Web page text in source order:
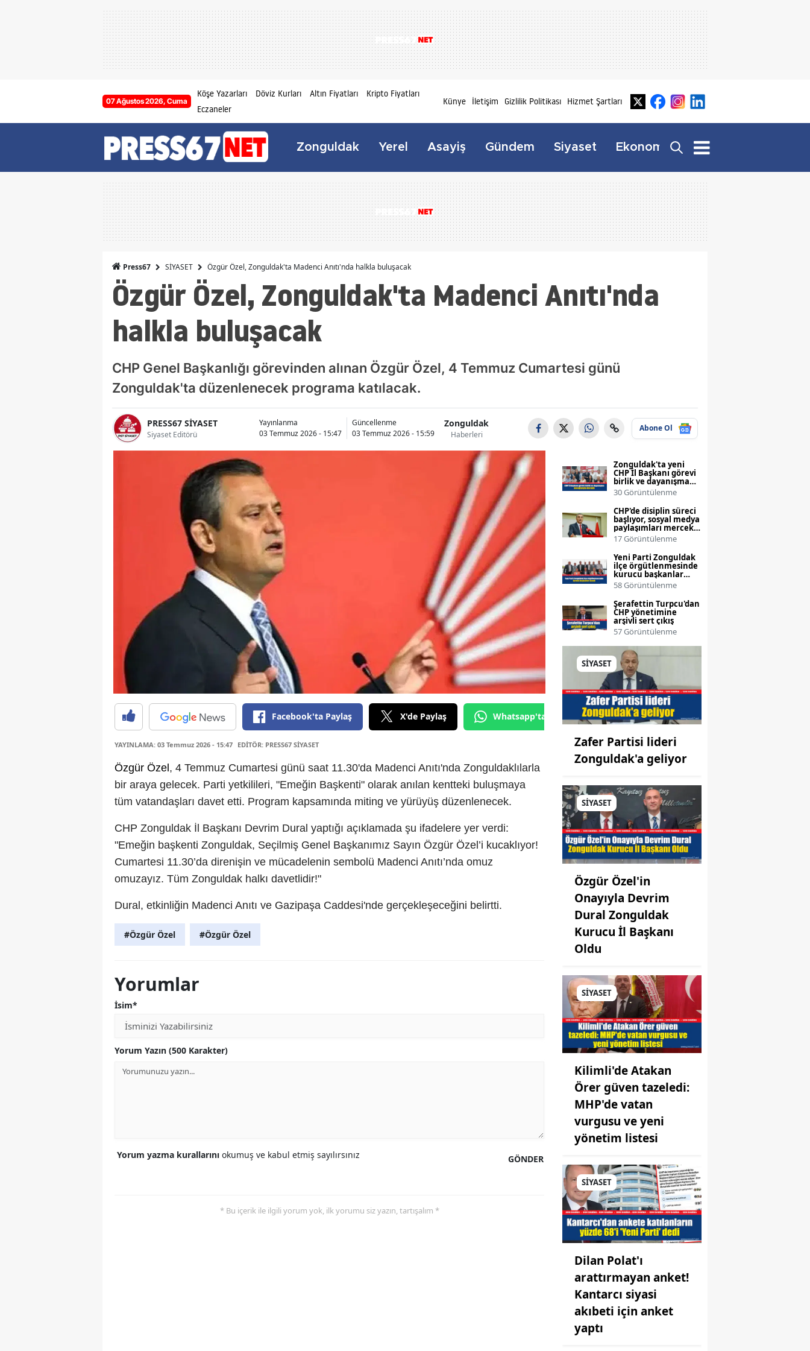
07 Ağustos 2026, Cuma
Köşe Yazarları Döviz Kurları Altın Fiyatları
Kripto Fiyatları
Eczaneler
Künye İletişim Gizlilik Politikası Hizmet Şartları
Zonguldak Yerel Asayiş Gündem Siyaset Ekonomi Yaşam
Press67 SİYASET Özgür Özel, Zonguldak'ta Madenci Anıtı'nda halkla buluşacak
Özgür Özel, Zonguldak'ta Madenci Anıtı'nda
halkla buluşacak
CHP Genel Başkanlığı görevinden alınan Özgür Özel, 4 Temmuz Cumartesi günü
Zonguldak'ta düzenlenecek programa katılacak.
PRESS67 SİYASET
Siyaset Editörü
Yayınlanma
03 Temmuz 2026 - 15:47
Güncellenme
03 Temmuz 2026 - 15:59
Zonguldak
Haberleri
Abone Ol
Facebook'ta Paylaş X'de Paylaş Whatsapp'tan Gönder
YAYINLAMA: 03 Temmuz 2026 - 15:47 EDİTÖR: PRESS67 SİYASET
Özgür Özel , 4 Temmuz Cumartesi günü saat 11.30'da Madenci Anıtı'nda Zonguldaklılarla
bir araya gelecek. Parti yetkilileri, "Emeğin Başkenti" olarak anılan kentteki buluşmaya
tüm vatandaşları davet etti. Program kapsamında miting ve yürüyüş düzenlenecek.
CHP Zonguldak İl Başkanı Devrim Dural yaptığı açıklamada şu ifadelere yer verdi:
"Emeğin başkenti Zonguldak, Seçilmiş Genel Başkanımız Sayın Özgür Özel’i kucaklıyor!
Cumartesi 11.30’da direnişin ve mücadelenin sembolü Madenci Anıtı’nda omuz
omuzayız. Tüm Zonguldak halkı davetlidir!"
Dural, etkinliğin Madenci Anıtı ve Gazipaşa Caddesi'nde gerçekleşeceğini belirtti.
#Özgür Özel #Özgür Özel
Yorumlar
İsim*
Yorum Yazın (500 Karakter)
GÖNDER
Yorum yazma kurallarını okumuş ve kabul etmiş sayılırsınız
* Bu içerik ile ilgili yorum yok, ilk yorumu siz yazın, tartışalım *
Zonguldak'ta yeni
CHP İl Başkanı görevi
birlik ve dayanışma
mesajlarıyla devraldı
30 Görüntülenme
CHP'de disiplin süreci
başlıyor, sosyal medya
paylaşımları mercek
altında
17 Görüntülenme
Yeni Parti Zonguldak
ilçe örgütlenmesinde
kurucu başkanlar
atandı
58 Görüntülenme
Şerafettin Turpcu'dan
CHP yönetimine
arşivli sert çıkış
57 Görüntülenme
SİYASET
Zafer Partisi lideri
Zonguldak'a geliyor
SİYASET
Özgür Özel'in
Onayıyla Devrim
Dural Zonguldak
Kurucu İl Başkanı
Oldu
SİYASET
Kilimli'de Atakan
Örer güven tazeledi:
MHP'de vatan
vurgusu ve yeni
yönetim listesi
SİYASET
Dilan Polat'ı
arattırmayan anket!
Kantarcı siyasi
akıbeti için anket
yaptı